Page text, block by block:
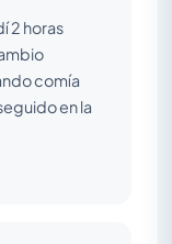
2 horas
comía
en la